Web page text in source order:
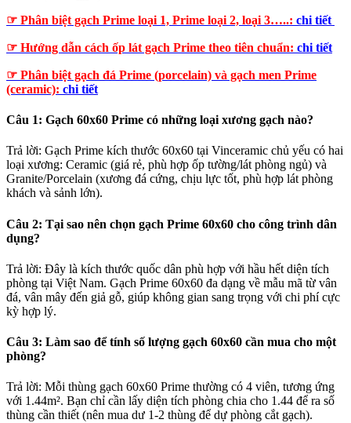
☞ Phân biệt gạch Prime loại 1, Prime loại 2, loại 3…..: chi tiết
☞ Hướng dẫn cách ốp lát gạch Prime theo tiên chuẩn: chi tiết
☞ Phân biệt gạch đá Prime (porcelain) và gạch men Prime
(ceramic): chi tiết
Câu 1: Gạch 60x60 Prime có những loại xương gạch nào?
Trả lời: Gạch Prime kích thước 60x60 tại Vinceramic chủ yếu có hai
loại xương: Ceramic (giá rẻ, phù hợp ốp tường/lát phòng ngủ) và
Granite/Porcelain (xương đá cứng, chịu lực tốt, phù hợp lát phòng
khách và sảnh lớn).
Câu 2: Tại sao nên chọn gạch Prime 60x60 cho công trình dân
dụng?
Trả lời: Đây là kích thước quốc dân phù hợp với hầu hết diện tích
phòng tại Việt Nam. Gạch Prime 60x60 đa dạng về mẫu mã từ vân
đá, vân mây đến giả gỗ, giúp không gian sang trọng với chi phí cực
kỳ hợp lý.
Câu 3: Làm sao để tính số lượng gạch 60x60 cần mua cho một
phòng?
Trả lời: Mỗi thùng gạch 60x60 Prime thường có 4 viên, tương ứng
với 1.44m². Bạn chỉ cần lấy diện tích phòng chia cho 1.44 để ra số
thùng cần thiết (nên mua dư 1-2 thùng để dự phòng cắt gạch).